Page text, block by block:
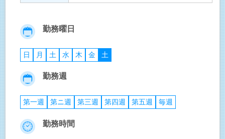
勤務曜日
日 月 土 水 木 金 土
勤務週
第一週 第ニ週 第三週 第四週 第五週 毎週
勤務時間